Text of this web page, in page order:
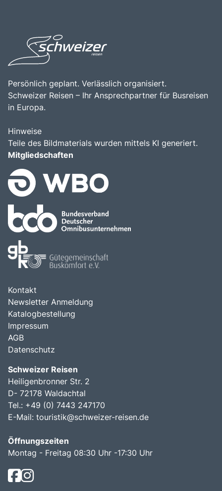
Persönlich geplant. Verlässlich organisiert.
Schweizer Reisen – Ihr Ansprechpartner für Busreisen
in Europa.
Hinweise
Teile des Bildmaterials wurden mittels KI generiert.
Mitgliedschaften
Kontakt
Newsletter Anmeldung
Katalogbestellung
Impressum
AGB
Datenschutz
Schweizer Reisen
Heiligenbronner Str. 2
D- 72178 Waldachtal
Tel.: +49 (0) 7443 247170
E-Mail: touristik@schweizer-reisen.de
Öffnungszeiten
Montag - Freitag 08:30 Uhr -17:30 Uhr